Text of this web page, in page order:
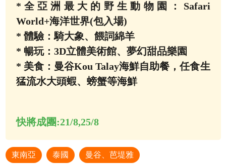
*全亞洲最大的野生動物園：Safari
World+海洋世界(包入場)
* 體驗：騎大象、餵詞綿羊
* 暢玩：3D立體美術館、夢幻甜品樂園
* 美食：曼谷Kou Talay海鮮自助餐，任食生
猛流水大頭蝦、螃蟹等海鮮
快將成團:21/8,25/8
東南亞 泰國 曼谷、芭堤雅